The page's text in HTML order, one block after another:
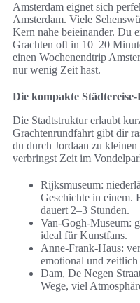
Amsterdam eignet sich
Amsterdam. Viele
Kern nahe beieinander. Du
Grachten oft in 10–20
einen Wochenendtrip
nur wenig Zeit hast.
Die kompakte
Die Stadtstruktur erlaubt
Grachtenrundfahrt gibt dir
du durch Jordaan zu
verbringst Zeit im
Rijksmuseum:
Geschichte in einem.
dauert 2–3 Stunden.
Van-Gogh-Museum:
ideal für Kunstfans.
Anne-Frank-Haus:
emotional und zeitlich
Dam, De Negen
Wege, viel